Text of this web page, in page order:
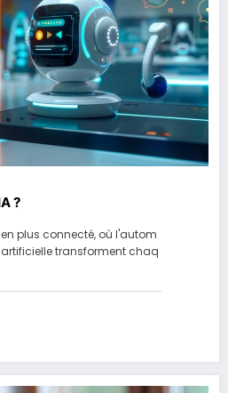
?
plus connecté, où l'autom
transforment chaq